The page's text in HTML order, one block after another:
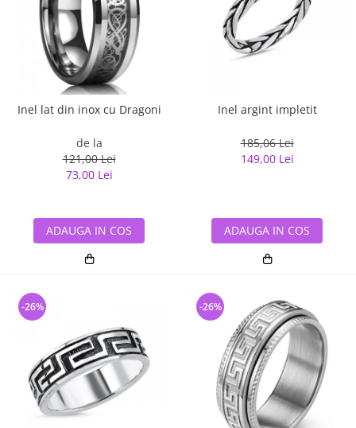
Inel lat din inox cu Dragoni
de la
121,00 Lei
73,00 Lei
ADAUGA IN COS
Inel argint impletit
185,06 Lei
149,00 Lei
ADAUGA IN COS
-26% -26%